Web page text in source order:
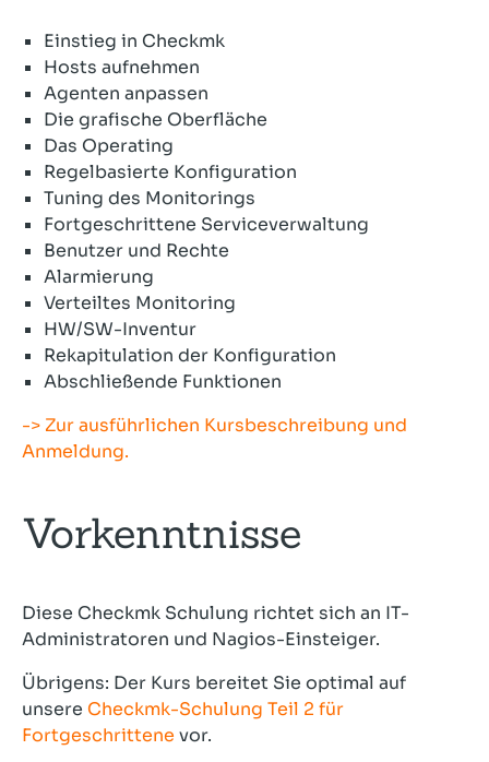
Einstieg in Checkmk
Hosts aufnehmen
Agenten anpassen
Die grafische Oberfläche
Das Operating
Regelbasierte Konfiguration
Tuning des Monitorings
Fortgeschrittene Serviceverwaltung
Benutzer und Rechte
Alarmierung
Verteiltes Monitoring
HW/SW-Inventur
Rekapitulation der Konfiguration
Abschließende Funktionen
-> Zur ausführlichen Kursbeschreibung und
Anmeldung.
Vorkenntnisse
Diese Checkmk Schulung richtet sich an IT-
Administratoren und Nagios-Einsteiger.
Übrigens: Der Kurs bereitet Sie optimal auf
unsere Checkmk-Schulung Teil 2 für
Fortgeschrittene vor.